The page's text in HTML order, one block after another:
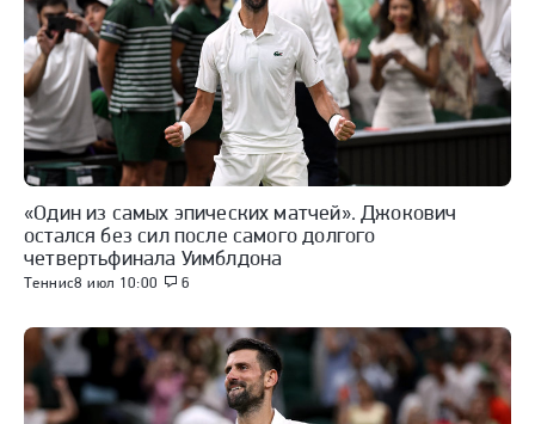
Теннис8 июл 10:00 6
«Один из самых эпических матчей». Джокович
остался без сил после самого долгого
четвертьфинала Уимблдона